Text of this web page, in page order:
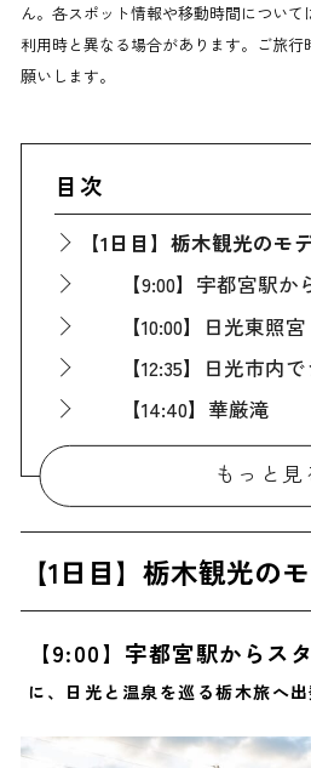
ん。各スポット情報や移動時間につい
利用時と異なる場合があります。ご旅
願いします。
目次
【1日目】栃木観光のモ
【9:00】宇都宮駅か
【12:35】日光市内で
【14:40】 華厳滝
【15:35】中禅寺湖
【19:00】鬼怒川温泉
【2日目】栃木観光のモ
【9:00】鬼怒川温泉
【9:20】東武ワール
【12:30】宇都宮市内
【14:30】大谷資料館
もっと見
【1日目】栃木観光の
【9:00】宇都宮駅からス
に、日光と温泉を巡る栃木旅へ出